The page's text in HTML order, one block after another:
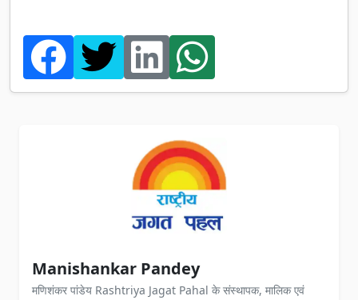
Manishankar Pandey
मणिशंकर पांडेय Rashtriya Jagat Pahal के संस्थापक, मालिक एवं